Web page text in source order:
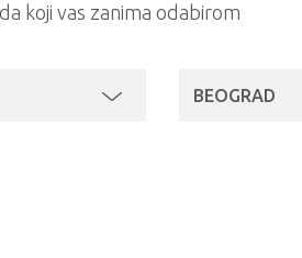
koji vas zanima odabirom
BEOGRAD